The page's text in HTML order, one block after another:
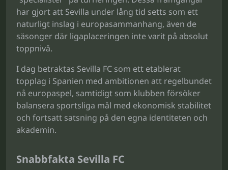
har gjort att Sevilla under lång tid setts som ett
naturligt inslag i europasammanhang, även de
säsonger där ligaplaceringen inte varit på absolut
toppnivå.
I dag betraktas Sevilla FC som ett etablerat
topplag i Spanien med ambitionen att regelbundet
nå europaspel, samtidigt som klubben försöker
balansera sportsliga mål med ekonomisk stabilitet
och fortsatt satsning på den egna identiteten och
akademin.
Snabbfakta Sevilla FC